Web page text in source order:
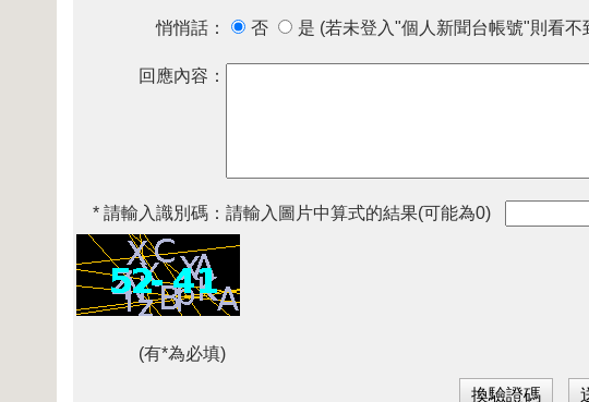
悄悄話： 否 是 (若未登入"個人新聞台帳號"則看不
回應內容：
* 請輸入識別碼： 請輸入圖片中算式的結果(可能為0)
(有*為必填)